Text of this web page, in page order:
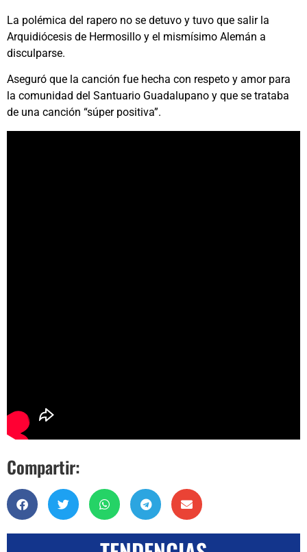
La polémica del rapero no se detuvo y tuvo que salir la
Arquidiócesis de Hermosillo y el mismísimo Alemán a
disculparse.
Aseguró que la canción fue hecha con respeto y amor para
la comunidad del Santuario Guadalupano y que se trataba
de una canción “súper positiva”.
Compartir: